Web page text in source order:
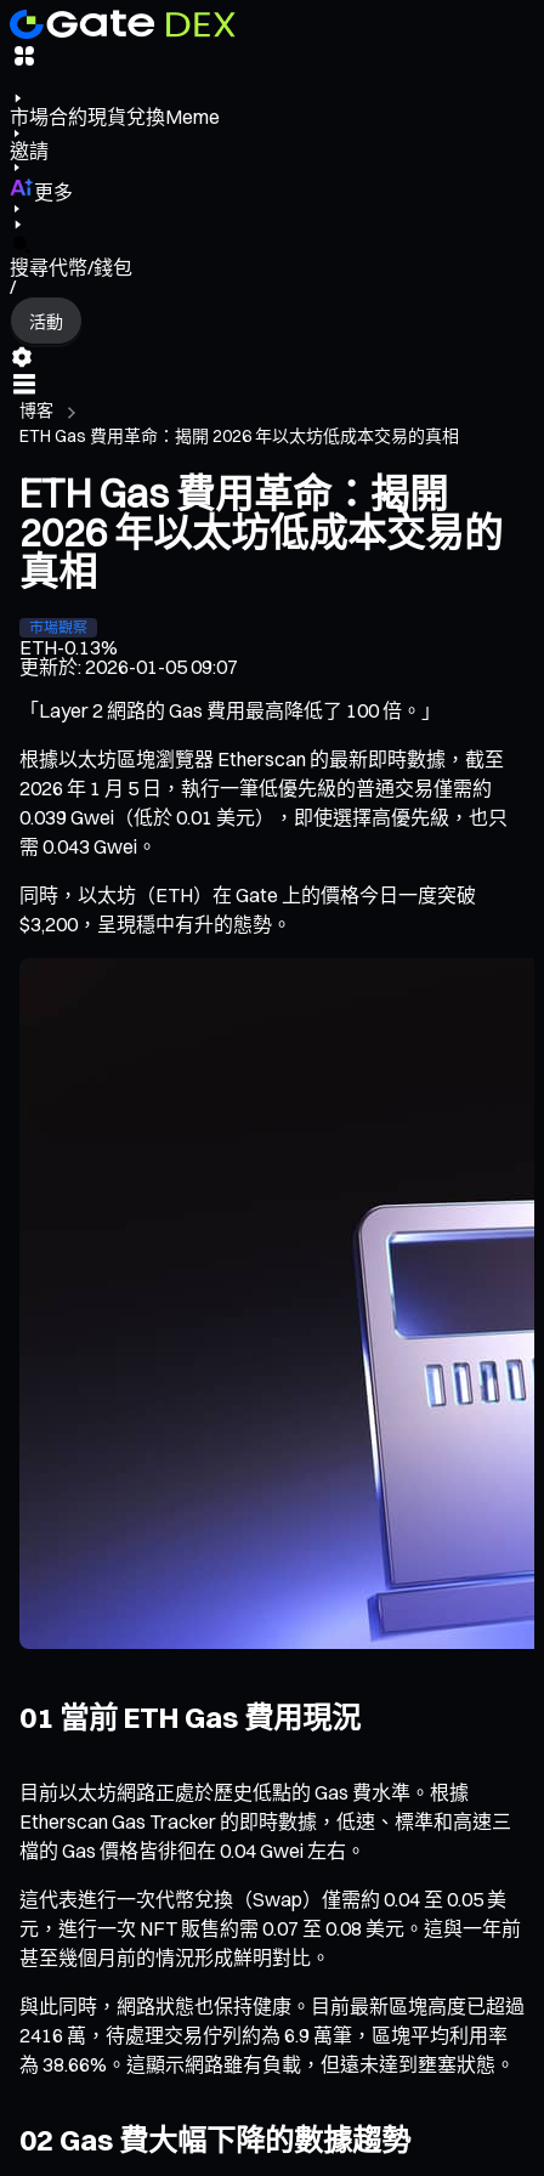
市場合約現貨兌換Meme
邀請
更多
搜尋代幣/錢包
/
活動
博客
ETH Gas 費用革命：揭開 2026 年以太坊低成本交易的真相
ETH Gas 費用革命：揭開
2026 年以太坊低成本交易的
真相
市場觀察
ETH-0.13%
更新於:2026-01-05 09:07
「Layer 2 網路的 Gas 費用最高降低了 100 倍。」
根據以太坊區塊瀏覽器 Etherscan 的最新即時數據，截至
2026 年 1 月 5 日，執行一筆低優先級的普通交易僅需約
0.039 Gwei（低於 0.01 美元），即使選擇高優先級，也只
需 0.043 Gwei。
同時，以太坊（ETH）在 Gate 上的價格今日一度突破
$3,200，呈現穩中有升的態勢。
01 當前 ETH Gas 費用現況
目前以太坊網路正處於歷史低點的 Gas 費水準。根據
Etherscan Gas Tracker 的即時數據，低速、標準和高速三
檔的 Gas 價格皆徘徊在 0.04 Gwei 左右。
這代表進行一次代幣兌換（Swap）僅需約 0.04 至 0.05 美
元，進行一次 NFT 販售約需 0.07 至 0.08 美元。這與一年前
甚至幾個月前的情況形成鮮明對比。
與此同時，網路狀態也保持健康。目前最新區塊高度已超過
2416 萬，待處理交易佇列約為 6.9 萬筆，區塊平均利用率
為 38.66%。這顯示網路雖有負載，但遠未達到壅塞狀態。
02 Gas 費大幅下降的數據趨勢